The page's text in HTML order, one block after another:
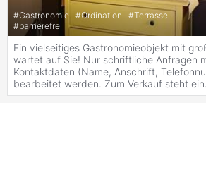
#Gastronomie #Ordination #Terrasse
#barrierefrei
Ein vielseitiges Gastronomieobjekt mit
wartet auf Sie! Nur schriftliche Anfragen
Kontaktdaten (Name, Anschrift,
bearbeitet werden. Zum Verkauf steht ein